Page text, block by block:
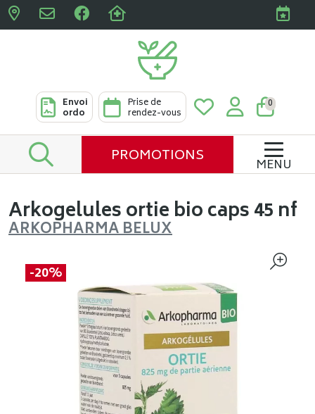
Pharmacies Clabots &
Envoi
ordo
Prise de
rendez-vous
0
PROMOTIONS MENU
Arkogelules ortie bio caps 45 nf
ARKOPHARMA BELUX
-20%